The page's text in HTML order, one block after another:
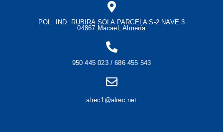
POL. IND. RUBIRA SOLA PARCELA S-2 NAVE 3
04867 Macael, Almería
950 445 023 / 686 455 543
alrec1@alrec.net